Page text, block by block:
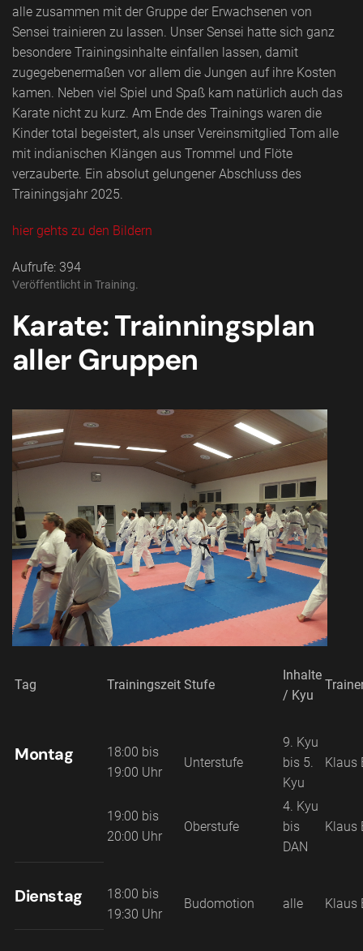
alle zusammen mit der Gruppe der Erwachsenen von
Sensei trainieren zu lassen. Unser Sensei hatte sich ganz
besondere Trainingsinhalte einfallen lassen, damit
zugegebenermaßen vor allem die Jungen auf ihre Kosten
kamen. Neben viel Spiel und Spaß kam natürlich auch das
Karate nicht zu kurz. Am Ende des Trainings waren die
Kinder total begeistert, als unser Vereinsmitglied Tom alle
mit indianischen Klängen aus Trommel und Flöte
verzauberte. Ein absolut gelungener Abschluss des
Trainingsjahr 2025.
hier gehts zu den Bildern
Aufrufe: 394
Veröffentlicht in Training.
Karate: Trainningsplan
aller Gruppen
Tag Trainingszeit Stufe
Inhalte
/ Kyu
Montag
18:00 bis
19:00 Uhr
Unterstufe
9. Kyu
bis 5.
Kyu
Klaus
19:00 bis
20:00 Uhr
Oberstufe
4. Kyu
bis
DAN
Klaus
Dienstag
18:00 bis
19:30 Uhr
Budomotion alle Klaus